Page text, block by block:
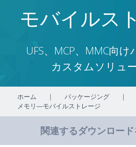
モバイルス
UFS、MCP、MMC向
カスタムソリュ
ホーム | パッケージング |
メモリ—モバイルストレージ
関連するダウンロー